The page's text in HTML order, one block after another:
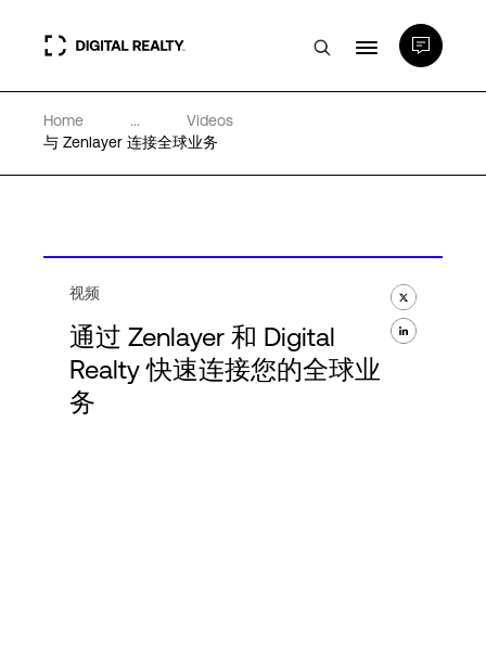
数据中心
专业知识和资源
Home ...
Videos
与 Zenlayer 连接全球业务
视频
通过 Zenlayer 和 Digital
Realty 快速连接您的全球业
务